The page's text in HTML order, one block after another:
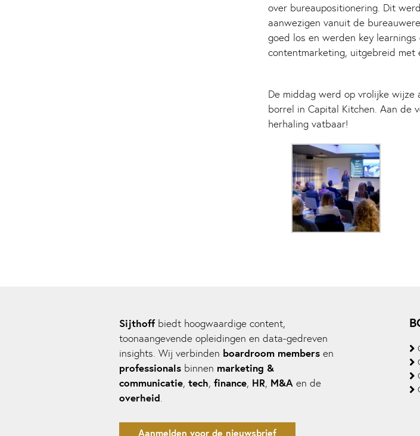
over bureaupositionering. Dit
aanwezigen vanuit de
goed los en werden key
contentmarketing, uitgebreid met
De middag werd op vrolijke wijze
borrel in Capital Kitchen. Aan de
herhaling vatbaar!
Sijthoffbiedt hoogwaardige content,
toonaangevende opleidingen en data-gedreven
insights. Wij verbinden boardroom membersen
professionalsbinnen marketing &
communicatie, tech, finance, HR, M&Aen de
overheid.
Aanmelden voor de nieuwsbrief